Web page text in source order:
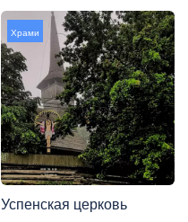
Храми
Успенская церковь